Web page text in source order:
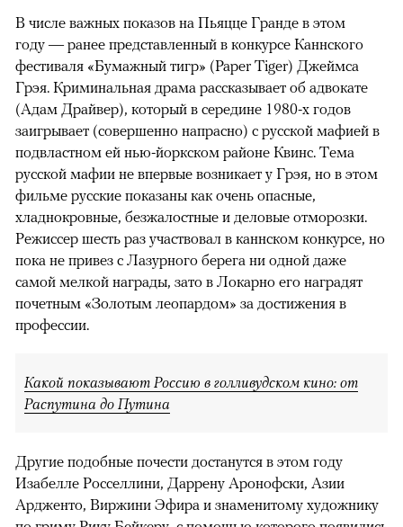
В числе важных показов на Пьяцце Гранде в этом
году — ранее представленный в конкурсе Каннского
фестиваля «Бумажный тигр» (Paper Tiger) Джеймса
Грэя. Криминальная драма рассказывает об адвокате
(Адам Драйвер), который в середине 1980-х годов
заигрывает (совершенно напрасно) с русской мафией в
подвластном ей нью-йоркском районе Квинс. Тема
русской мафии не впервые возникает у Грэя, но в этом
фильме русские показаны как очень опасные,
хладнокровные, безжалостные и деловые отморозки.
Режиссер шесть раз участвовал в каннском конкурсе, но
пока не привез с Лазурного берега ни одной даже
самой мелкой награды, зато в Локарно его наградят
почетным «Золотым леопардом» за достижения в
профессии.
Какой показывают Россию в голливудском кино: от
Распутина до Путина
Другие подобные почести достанутся в этом году
Изабелле Росселлини, Даррену Аронофски, Азии
Ардженто, Виржини Эфира и знаменитому художнику